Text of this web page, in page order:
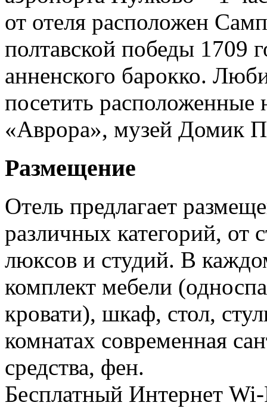
от отеля расположен
полтавской победы 1709
анненского барокко.
посетить расположенные
«Аврора», музей Домик
Размещение
Отель предлагает
различных категорий, от
люксов и студий. В
комплект мебели
кровати), шкаф, стол,
комнатах современная
средства, фен.
Бесплатный Интернет